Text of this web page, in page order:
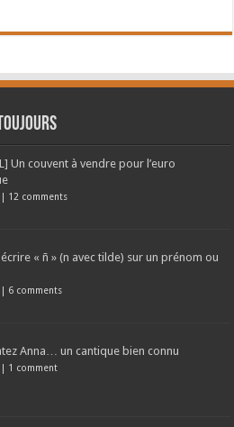
Un couvent à vendre pour l’euro
| 12 comments
« ñ » (n avec tilde) sur un prénom ou
| 6 comments
Anna… un cantique bien connu
| 1 comment